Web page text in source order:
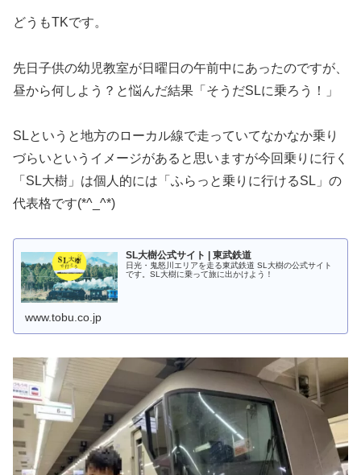
どうもTKです。
先日子供の幼児教室が日曜日の午前中にあったのですが、
昼から何しよう？と悩んだ結果「そうだSLに乗ろう！」
SLというと地方のローカル線で走っていてなかなか乗り
づらいというイメージがあると思いますが今回乗りに行く
「SL大樹」は個人的には「ふらっと乗りに行けるSL」の
代表格です(*^_^*)
SL大樹公式サイト | 東武鉄道
日光・鬼怒川エリアを走る東武鉄道 SL大樹の公式サイト
です。SL大樹に乗って旅に出かけよう！
www.tobu.co.jp